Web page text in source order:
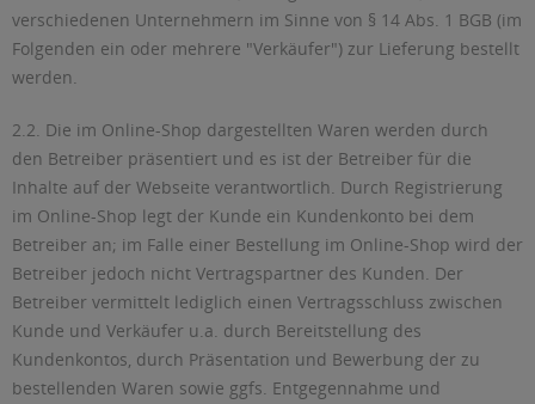
verschiedenen Unternehmern im Sinne von § 14 Abs. 1 BGB (im
Folgenden ein oder mehrere "Verkäufer") zur Lieferung bestellt
werden.
2.2. Die im Online-Shop dargestellten Waren werden durch
den Betreiber präsentiert und es ist der Betreiber für die
Inhalte auf der Webseite verantwortlich. Durch Registrierung
im Online-Shop legt der Kunde ein Kundenkonto bei dem
Betreiber an; im Falle einer Bestellung im Online-Shop wird der
Betreiber jedoch nicht Vertragspartner des Kunden. Der
Betreiber vermittelt lediglich einen Vertragsschluss zwischen
Kunde und Verkäufer u.a. durch Bereitstellung des
Kundenkontos, durch Präsentation und Bewerbung der zu
bestellenden Waren sowie ggfs. Entgegennahme und